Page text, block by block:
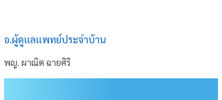
อ.ผู้ดูแลแพทย์ประจำบ้าน
พญ. ผาณิต ฉายศิริ